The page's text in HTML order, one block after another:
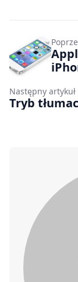
Następny artykuł
Tryb